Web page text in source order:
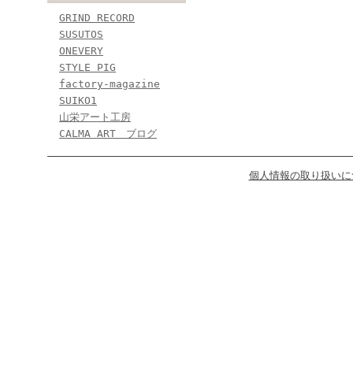
GRIND RECORD
SUSUTOS
ONEVERY
STYLE PIG
factory-magazine
SUIKO1
山栄アート工房
CALMA ART ブログ
個人情報の取り扱い